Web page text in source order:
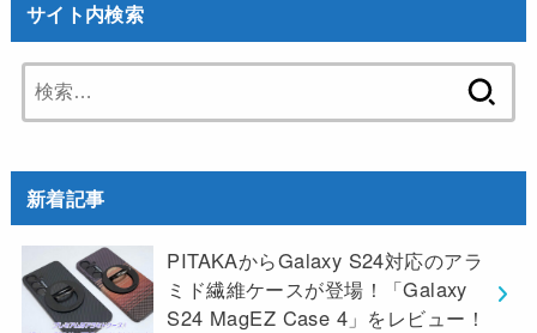
サイト内検索
索:
新着記事
PITAKAからGalaxy S24対応のアラ
ミド繊維ケースが登場！「Galaxy
S24 MagEZ Case 4」をレビュー！